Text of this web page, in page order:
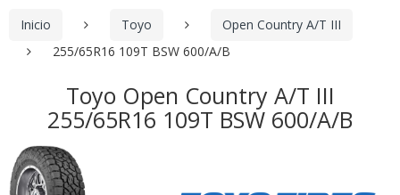
Inicio Toyo
Open Country A/T III
255/65R16 109T BSW 600/A/B
Toyo Open Country A/T III
255/65R16 109T BSW 600/A/B